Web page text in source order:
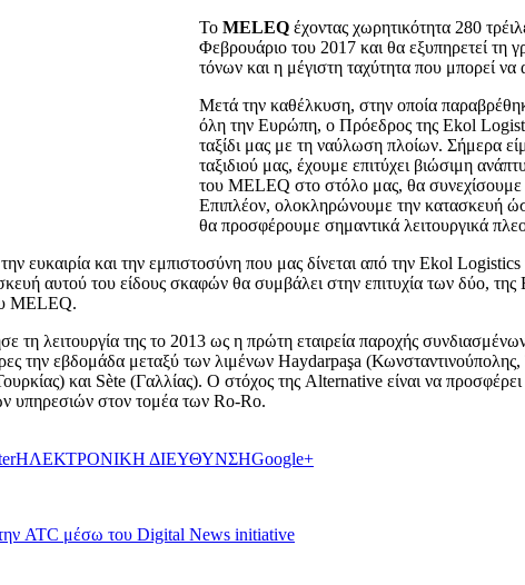
To MELEQ έχοντας χωρητικότητα 280
Φεβρουάριο του 2017 και θα εξυπηρετεί τη
τόνων και η μέγιστη ταχύτητα που μπορεί να
Μετά την καθέλκυση, στην οποία
όλη την Ευρώπη, ο Πρόεδρος της Ekol
ταξίδι μας με τη ναύλωση πλοίων. Σήμερα
ταξιδιού μας, έχουμε επιτύχει βιώσιμη
του MELEQ στο στόλο μας, θα συνεχίσουμε
Επιπλέον, ολοκληρώνουμε την κατασκευή
θα προσφέρουμε σημαντικά λειτουργικά
ευκαιρία και την εμπιστοσύνη που μας δίνεται από την Ekol
αυτού του είδους σκαφών θα συμβάλει στην επιτυχία των δύο,
MELEQ.
τη λειτουργία της το 2013 ως η πρώτη εταιρεία παροχής
την εβδομάδα μεταξύ των λιμένων Haydarpaşa
και Sète (Γαλλίας). Ο στόχος της Alternative είναι να προσφέρει
υπηρεσιών στον τομέα των Ro-Ro.
ΗΛΕΚΤΡΟΝΙΚΗ ΔΙΕΥΘΥΝΣΗGoogle+
ATC μέσω του Digital News initiative